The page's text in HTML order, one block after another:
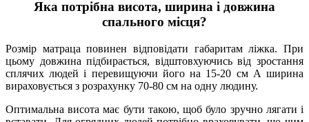
Яка потрібна висота, ширина і довжина
спального місця?
Розмір матраца повинен відповідати габаритам ліжка. При
цьому довжина підбирається, відштовхуючись від зростання
сплячих людей і перевищуючи його на 15-20 см А ширина
вираховується з розрахунку 70-80 см на одну людину.
Оптимальна висота має бути такою, щоб було зручно лягати і